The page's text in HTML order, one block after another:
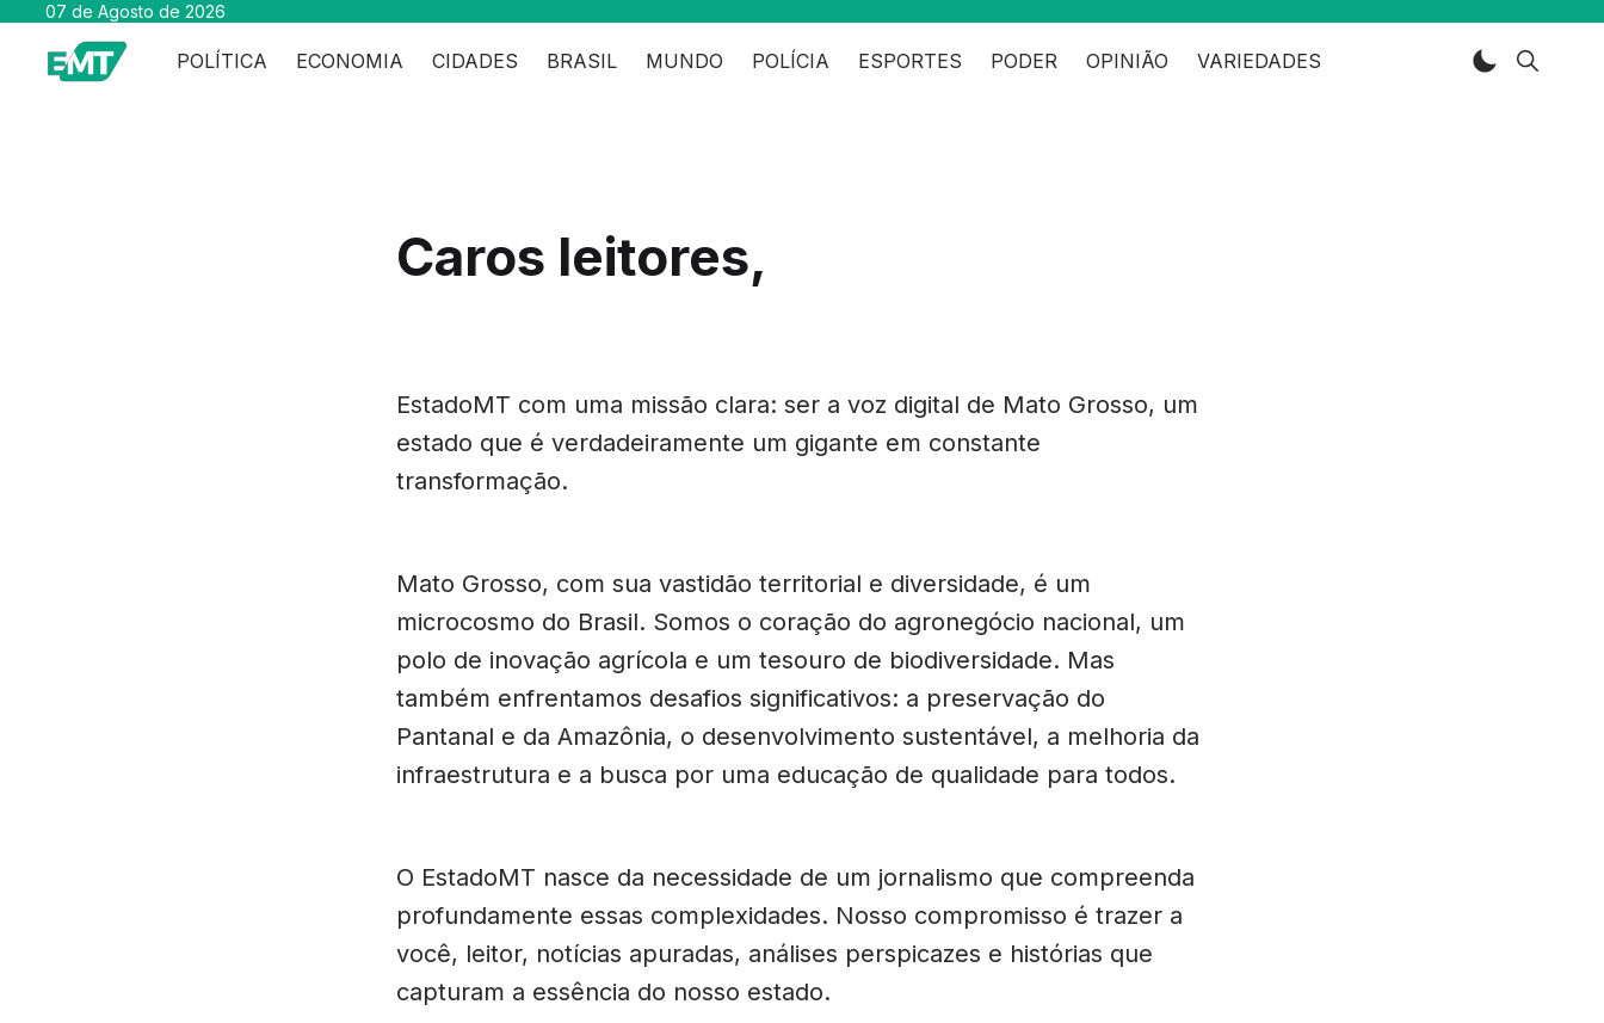
07 de Agosto de 2026
POLÍTICA ECONOMIA CIDADES BRASIL MUNDO POLÍCIA ESPORTES PODER OPINIÃO VARIEDADES
Caros leitores,
EstadoMT com uma missão clara: ser a voz digital de Mato Grosso, um
estado que é verdadeiramente um gigante em constante
transformação.
Mato Grosso, com sua vastidão territorial e diversidade, é um
microcosmo do Brasil. Somos o coração do agronegócio nacional, um
polo de inovação agrícola e um tesouro de biodiversidade. Mas
também enfrentamos desafios significativos: a preservação do
Pantanal e da Amazônia, o desenvolvimento sustentável, a melhoria da
infraestrutura e a busca por uma educação de qualidade para todos.
O EstadoMT nasce da necessidade de um jornalismo que compreenda
profundamente essas complexidades. Nosso compromisso é trazer a
você, leitor, notícias apuradas, análises perspicazes e histórias que
capturam a essência do nosso estado.